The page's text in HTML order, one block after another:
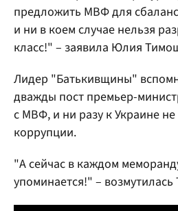
предложить МВФ для
и ни в коем случае нельзя
класс!" – заявила Юлия
Лидер "Батькивщины"
дважды пост премьер-
с МВФ, и ни разу к Украине
коррупции.
"А сейчас в каждом
упоминается!" –